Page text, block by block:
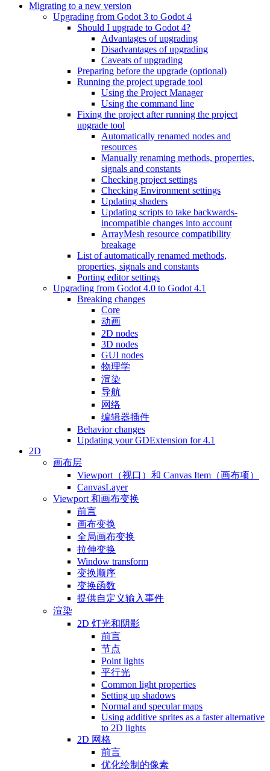
Migrating to a new version
Upgrading from Godot 3 to Godot 4
Should I upgrade to Godot 4?
Advantages of upgrading
Disadvantages of upgrading
Caveats of upgrading
Preparing before the upgrade (optional)
Running the project upgrade tool
Using the Project Manager
Using the command line
Fixing the project after running the project
upgrade tool
Automatically renamed nodes and
resources
Manually renaming methods, properties,
signals and constants
Checking project settings
Checking Environment settings
Updating shaders
Updating scripts to take backwards-
incompatible changes into account
ArrayMesh resource compatibility
breakage
List of automatically renamed methods,
properties, signals and constants
Porting editor settings
Upgrading from Godot 4.0 to Godot 4.1
Breaking changes
Core
动画
2D nodes
3D nodes
GUI nodes
物理学
渲染
导航
网络
编辑器插件
Behavior changes
Updating your GDExtension for 4.1
2D
画布层
Viewport（视口）和 Canvas Item（画布项）
CanvasLayer
Viewport 和画布变换
前言
画布变换
全局画布变换
拉伸变换
Window transform
变换顺序
变换函数
提供自定义输入事件
渲染
2D 灯光和阴影
前言
节点
Point lights
平行光
Common light properties
Setting up shadows
Normal and specular maps
Using additive sprites as a faster alternative
to 2D lights
2D 网格
前言
优化绘制的像素